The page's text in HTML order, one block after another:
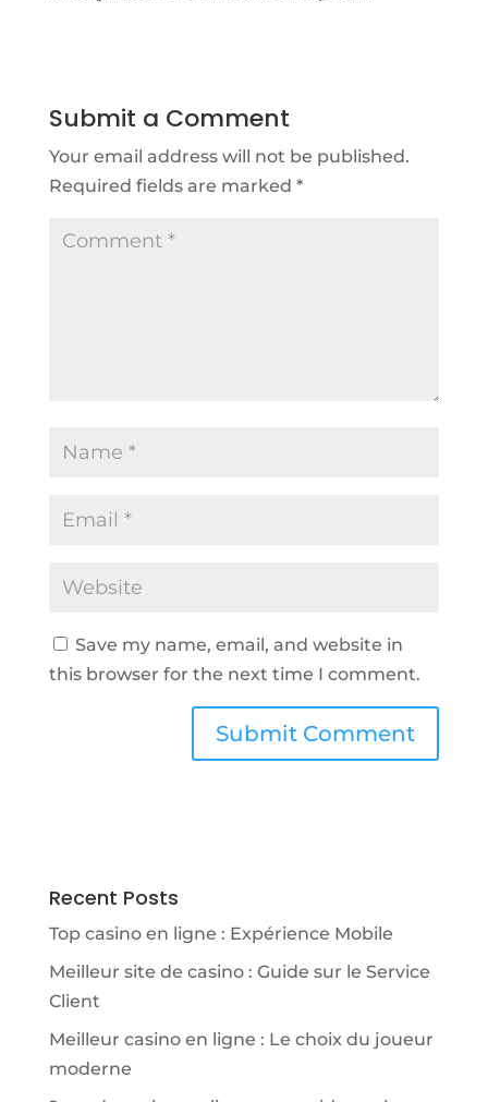
Submit a Comment
Your email address will not be published.
Required fields are marked *
Save my name, email, and website in
this browser for the next time I comment.
Recent Posts
Top casino en ligne : Expérience Mobile
Meilleur site de casino : Guide sur le Service
Client
Meilleur casino en ligne : Le choix du joueur
moderne